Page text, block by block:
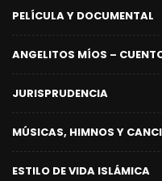
PELÍCULA Y DOCUMENTAL
ANGELITOS MÍOS –
JURISPRUDENCIA
MÚSICAS, HIMNOS Y
ESTILO DE VIDA ISLÁMICA